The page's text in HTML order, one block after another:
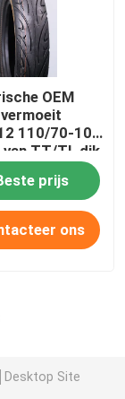
OEM
110/70-10
van TT/TL dik
prijs
ons
Desktop Site